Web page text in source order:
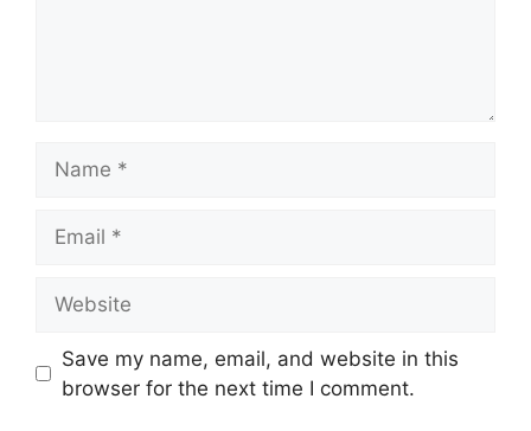
Save my name, email, and website in this
browser for the next time I comment.